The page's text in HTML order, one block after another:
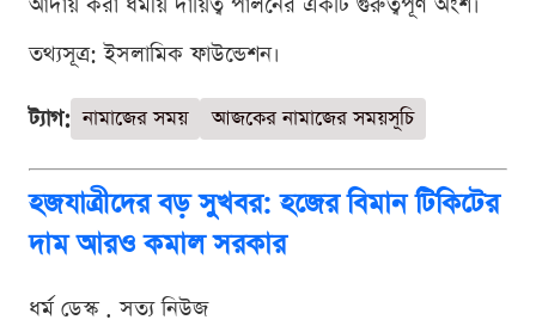
তথ্যসূত্র: ইসলামিক ফাউন্ডেশন।
ট্যাগ: নামাজের সময় আজকের নামাজের সময়সূচি
হজযাত্রীদের বড় সুখবর: হজের বিমান টিকিটের
দাম আরও কমাল সরকার
ধর্ম ডেস্ক . সত্য নিউজ